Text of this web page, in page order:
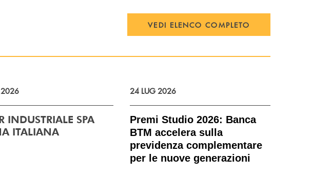
VEDI ELENCO COMPLETO
INDUSTRIALE SPA
ITALIANA
24 LUG 2026
Premi Studio 2026: Banca
BTM accelera sulla
previdenza complementare
per le nuove generazioni